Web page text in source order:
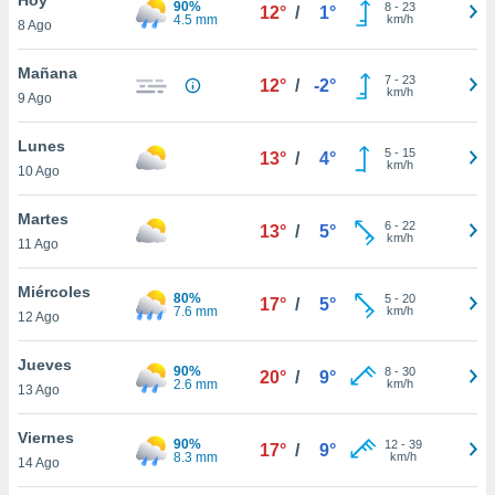
y
en
más
de
8 Ago
90%
4.5 mm
12° / 1° 8- 23
km/h
Mañana
9 Ago
12° / -2° 7- 23
km/h
Lunes
10 Ago
13° / 4° 5- 15
km/h
Martes
11 Ago
13° / 5° 6- 22
km/h
Miércoles
12 Ago
80%
7.6 mm
17° / 5° 5- 20
km/h
Jueves
13 Ago
90%
2.6 mm
20° / 9° 8- 30
km/h
Viernes
14 Ago
90%
8.3 mm
17° / 9° 12- 39
km/h